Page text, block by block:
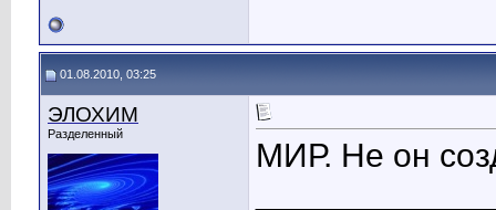
01.08.2010, 03:25
ЭЛОХИМ
Разделенный
МИР. Не он